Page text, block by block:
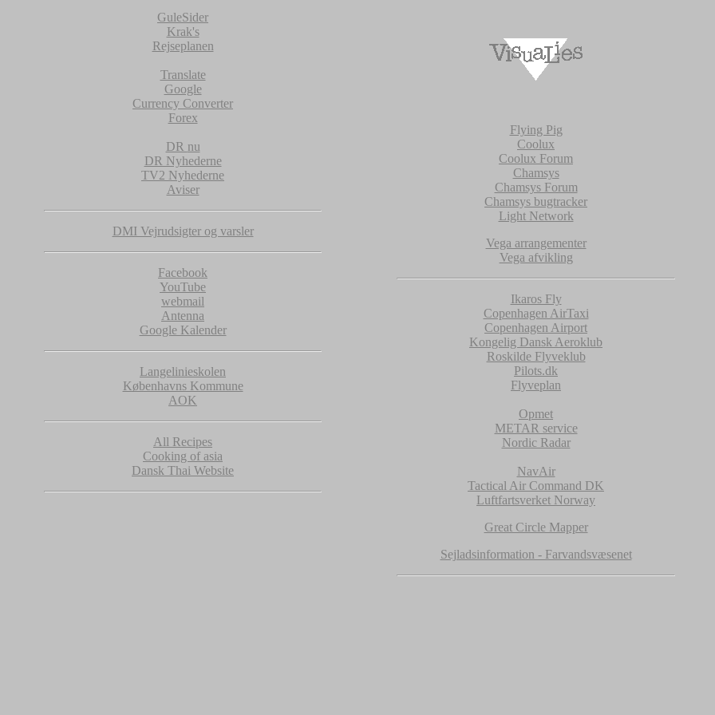
GuleSider
Krak's
Rejseplanen
Translate
Google
Currency Converter
Forex
DR nu
DR Nyhederne
TV2 Nyhederne
Aviser
DMI Vejrudsigter og varsler
Facebook
YouTube
webmail
Antenna
Google Kalender
Langelinieskolen
Københavns Kommune
AOK
All Recipes
Cooking of asia
Dansk Thai Website
Flying Pig
Coolux
Coolux Forum
Chamsys
Chamsys Forum
Chamsys bugtracker
Light Network
Vega arrangementer
Vega afvikling
Ikaros Fly
Copenhagen AirTaxi
Copenhagen Airport
Kongelig Dansk Aeroklub
Roskilde Flyveklub
Pilots.dk
Flyveplan
Opmet
METAR service
Nordic Radar
NavAir
Tactical Air Command DK
Luftfartsverket Norway
Great Circle Mapper
Sejladsinformation - Farvandsvæsenet